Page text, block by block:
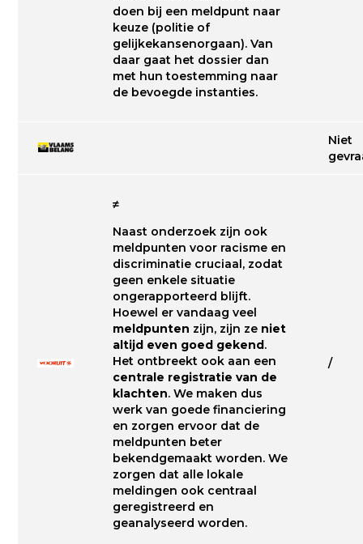
doen bij een meldpunt naar
keuze (politie of
gelijkekansenorgaan). Van
daar gaat het dossier dan
met hun toestemming naar
de bevoegde instanties.
Niet
≠
Naast onderzoek zijn ook
meldpunten voor racisme en
discriminatie cruciaal, zodat
geen enkele situatie
ongerapporteerd blijft.
Hoewel er vandaag veel
meldpunten zijn, zijn ze niet
altijd even goed gekend.
Het ontbreekt ook aan een
centrale registratie van de
klachten. We maken dus
werk van goede financiering
en zorgen ervoor dat de
meldpunten beter
bekendgemaakt worden. We
zorgen dat alle lokale
meldingen ook centraal
geregistreerd en
geanalyseerd worden.
/